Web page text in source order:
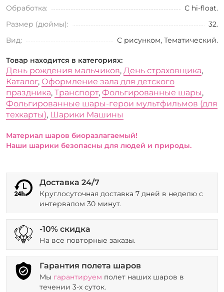
Обработка:
С hi-float.
Размер (дюймы):
32.
Вид:
С рисунком, Тематический.
Товар находится в категориях:
День рождения мальчиков, День страховщика,
Каталог, Оформление зала для детского
праздника, Транспорт, Фольгированные шары,
Фольгированные шары-герои мультфильмов (для
техкарты), Шарики Машины
Материал шаров биоразлагаемый!
Наши шарики безопасны для людей и природы.
Доставка 24/7
Круглосуточная доставка 7 дней в неделю с
интервалом 30 минут.
-10% скидка
На все повторные заказы.
Гарантия полета шаров
Мы гарантируем полет наших шаров в
течении 3-х суток.